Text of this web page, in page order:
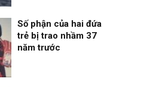
Số phận của hai đứa
trẻ bị trao nhầm 37
năm trước